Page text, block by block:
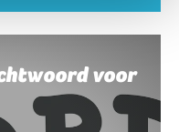
voor